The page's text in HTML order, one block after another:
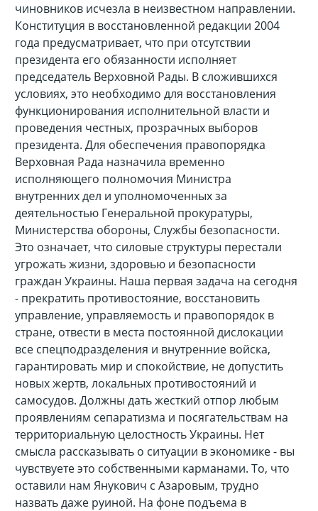
чиновников исчезла в неизвестном направлении.
Конституция в восстановленной редакции 2004
года предусматривает, что при отсутствии
президента его обязанности исполняет
председатель Верховной Рады. В сложившихся
условиях, это необходимо для восстановления
функционирования исполнительной власти и
проведения честных, прозрачных выборов
президента. Для обеспечения правопорядка
Верховная Рада назначила временно
исполняющего полномочия Министра
внутренних дел и уполномоченных за
деятельностью Генеральной прокуратуры,
Министерства обороны, Службы безопасности.
Это означает, что силовые структуры перестали
угрожать жизни, здоровью и безопасности
граждан Украины. Наша первая задача на сегодня
- прекратить противостояние, восстановить
управление, управляемость и правопорядок в
стране, отвести в места постоянной дислокации
все спецподразделения и внутренние войска,
гарантировать мир и спокойствие, не допустить
новых жертв, локальных противостояний и
самосудов. Должны дать жесткий отпор любым
проявлениям сепаратизма и посягательствам на
территориальную целостность Украины. Нет
смысла рассказывать о ситуации в экономике - вы
чувствуете это собственными карманами. То, что
оставили нам Янукович с Азаровым, трудно
назвать даже руиной. На фоне подъема в